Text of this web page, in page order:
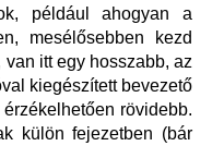
például ahogyan a
mesélősebben kezd
itt egy hosszabb, az
kiegészített bevezető
rövidebb.
külön fejezetben (bár